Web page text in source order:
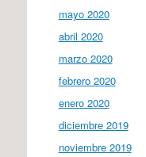
mayo 2020
abril 2020
marzo 2020
febrero 2020
enero 2020
diciembre 2019
noviembre 2019